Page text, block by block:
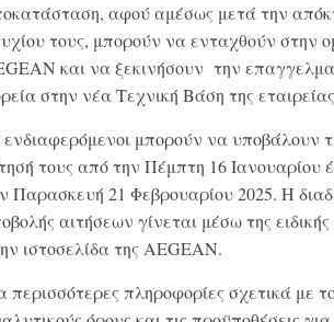
αφού αμέσως μετά την
τους, μπορούν να ενταχθούν στην
και να ξεκινήσουν την
στην νέα Τεχνική Βάση της
ενδιαφερόμενοι μπορούν να υποβάλουν
τους από την Πέμπτη 16 Ιανουαρίου
Παρασκευή 21 Φεβρουαρίου 2025. Η
αιτήσεων γίνεται μέσω της
ιστοσελίδα της AEGEAN.
περισσότερες πληροφορίες σχετικά με